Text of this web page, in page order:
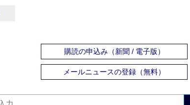
購読の申込み（新聞 / 電子版）
メールニュースの登録（無料）